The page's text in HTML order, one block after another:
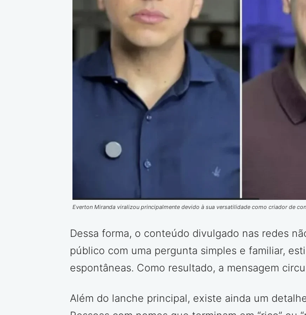
Everton Miranda viralizou principalmente devido à sua versatilidade como criador de
Dessa forma, o conteúdo divulgado nas redes
público com uma pergunta simples e familiar,
espontâneas. Como resultado, a mensagem
Além do lanche principal, existe ainda um